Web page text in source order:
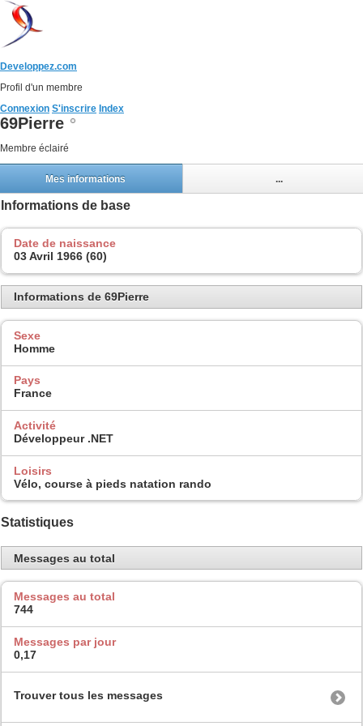
Developpez.com
Profil d'un membre
Connexion S'inscrire Index
69Pierre
Membre éclairé
Mes informations ...
Informations de base
Date de naissance
03 Avril 1966 (60)
Informations de 69Pierre
Sexe
Homme
Pays
France
Activité
Développeur .NET
Loisirs
Vélo, course à pieds natation rando
Statistiques
Messages au total
Messages au total
744
Messages par jour
0,17
Trouver tous les messages